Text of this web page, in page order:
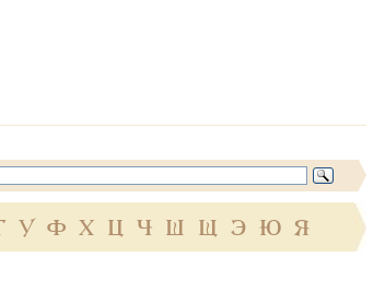
У Ф Х Ц Ч Ш Щ Э Ю Я